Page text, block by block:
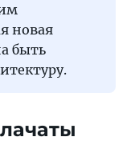
новая
быть